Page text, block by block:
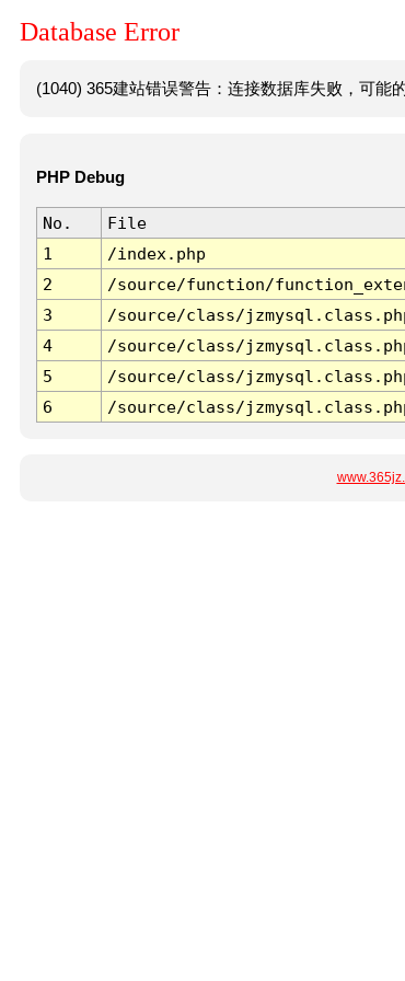
Database Error
(1040) 365建站错误警告：连接数据库失败，可能
PHP Debug
No. File
1
/index.php
2
/source/function/
3
/source/class/
4
/source/class/
5
/source/class/
6
/source/class/